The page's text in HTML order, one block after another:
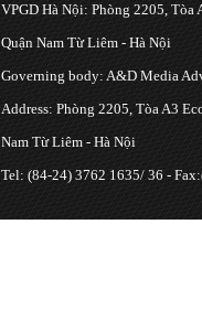
VPGD Hà Nội: Phòng 2205,
Quận Nam Từ Liêm - Hà Nội
Governing body: A&D Media
Address: Phòng 2205, Tòa A3
Nam Từ Liêm - Hà Nội
Tel: (84-24) 3762 1635/ 36 -